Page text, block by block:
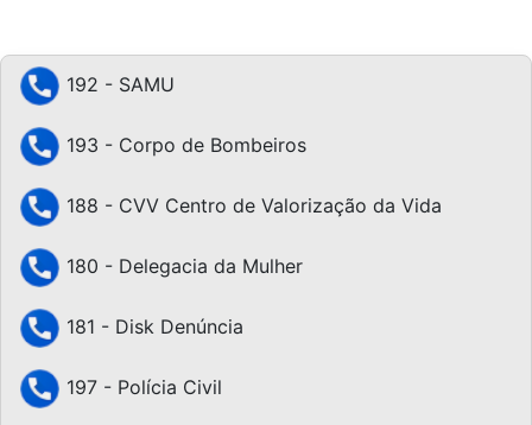
192 - SAMU
193 - Corpo de Bombeiros
188 - CVV Centro de Valorização da Vida
180 - Delegacia da Mulher
181 - Disk Denúncia
197 - Polícia Civil